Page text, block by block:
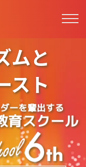
ムと
スト